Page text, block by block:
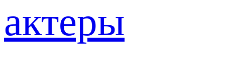
актеры